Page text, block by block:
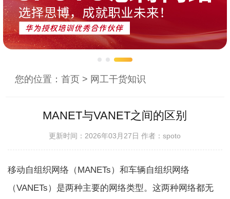
您的位置：首页 > 网工干货知识
MANET与VANET之间的区别
更新时间：2026年03月27日作者：spoto
移动自组织网络（MANETs）和车辆自组织网络
（VANETs）是两种主要的网络类型。这两种网络都无